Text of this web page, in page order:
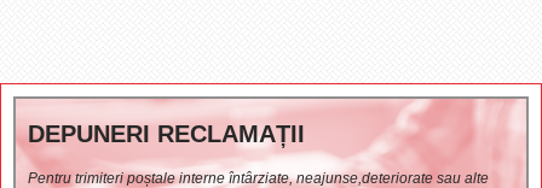
DEPUNERI RECLAMAȚII
Pentru trimiteri poștale interne întârziate, neajunse,deteriorate sau alte